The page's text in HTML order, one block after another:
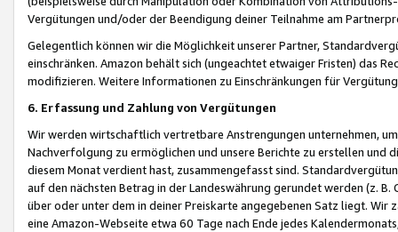
Vergütungen und/oder der Beendigung deiner Teilnahme am
Gelegentlich können wir die Möglichkeit unserer Partner,
einschränken. Amazon behält sich (ungeachtet etwaiger Fristen) das
modifizieren. Weitere Informationen zu Einschränkungen für
6. Erfassung und Zahlung von Vergütungen
Wir werden wirtschaftlich vertretbare Anstrengungen unternehmen,
Nachverfolgung zu ermöglichen und unsere Berichte zu erstellen und
diesem Monat verdient hast, zusammengefasst sind.
auf den nächsten Betrag in der Landeswährung gerundet werden (z.
über oder unter dem in deiner Preiskarte angegebenen Satz liegt.
eine Amazon-Webseite etwa 60 Tage nach Ende jedes